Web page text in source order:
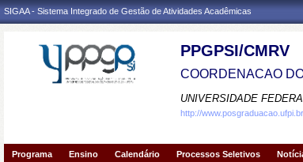
SIGAA - Sistema Integrado de Gestão de Atividades Acadêmicas
PPGPSI/CMRV
COORDENACAO
UNIVERSIDADE
http://
Programa Ensino Calendário Processos Seletivos